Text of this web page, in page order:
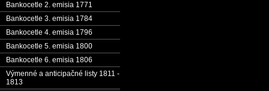
Bankocetle 2. emisia 1771
Bankocetle 3. emisia 1784
Bankocetle 4. emisia 1796
Bankocetle 5. emisia 1800
Bankocetle 6. emisia 1806
Výmenné a anticipačné listy 1811 -
1813